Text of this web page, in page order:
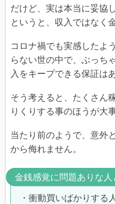
だけど、実は本当に妥協
というと、収入ではなく
コロナ禍でも実感したよ
らない世の中で、ぶっち
入をキープできる保証は
そう考えると、たくさん
りくりする事のほうが大
当たり前のようで、意外
から侮れません。
金銭感覚に問題ありな人
・衝動買いばかりする